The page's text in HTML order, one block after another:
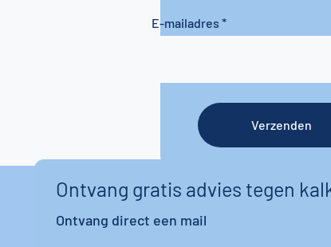
E-mailadres
Verzenden
Ontvang gratis advies tegen
Ontvang direct een mail